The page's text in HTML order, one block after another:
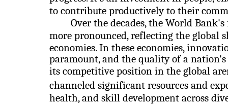
to contribute productively to their
Over the decades, the World
more pronounced, reflecting the global
economies. In these economies,
paramount, and the quality of a
its competitive position in the global
channeled significant resources and
health, and skill development across